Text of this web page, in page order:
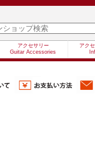
アクセサリー
Guitar Accessories
アク